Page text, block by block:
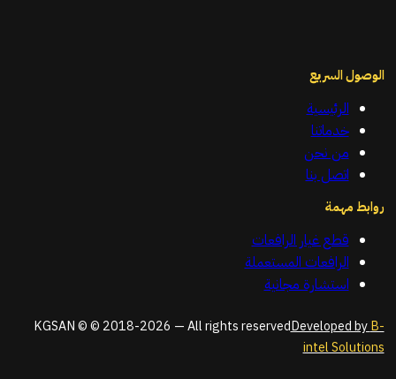
الوصول السريع
الرئيسية
خدماتنا
من نحن
اتصل بنا
روابط مهمة
قطع غيار الرافعات
الرافعات المستعملة
استشارة مجانية
KGSAN © © 2018-2026 — All rights reservedDeveloped byB-
intel Solutions